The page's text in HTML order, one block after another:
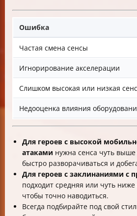
Ошибка
Частая смена сенсы
Игнорирование акселерации
Слишком высокая или низкая
Недооценка влияния
Для героев с высокой
атаками нужна сенса чуть
быстро разворачиваться и
Для героев с заклинаниями с
подходит средняя или чуть ниже
чтобы точно наводиться.
Всегда подбирайте под свой